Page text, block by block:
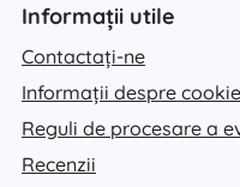
Informații utile
Contactați-ne
Informații despre
Reguli de procesare a
Recenzii